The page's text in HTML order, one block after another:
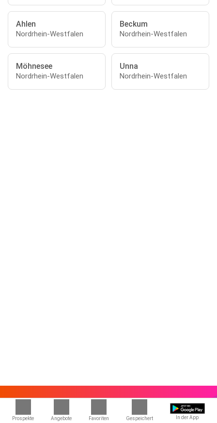
Prospekte Angebote Favoriten Gespeichert In der App
Ahlen
Nordrhein-Westfalen
Beckum
Nordrhein-Westfalen
Möhnesee
Nordrhein-Westfalen
Unna
Nordrhein-Westfalen